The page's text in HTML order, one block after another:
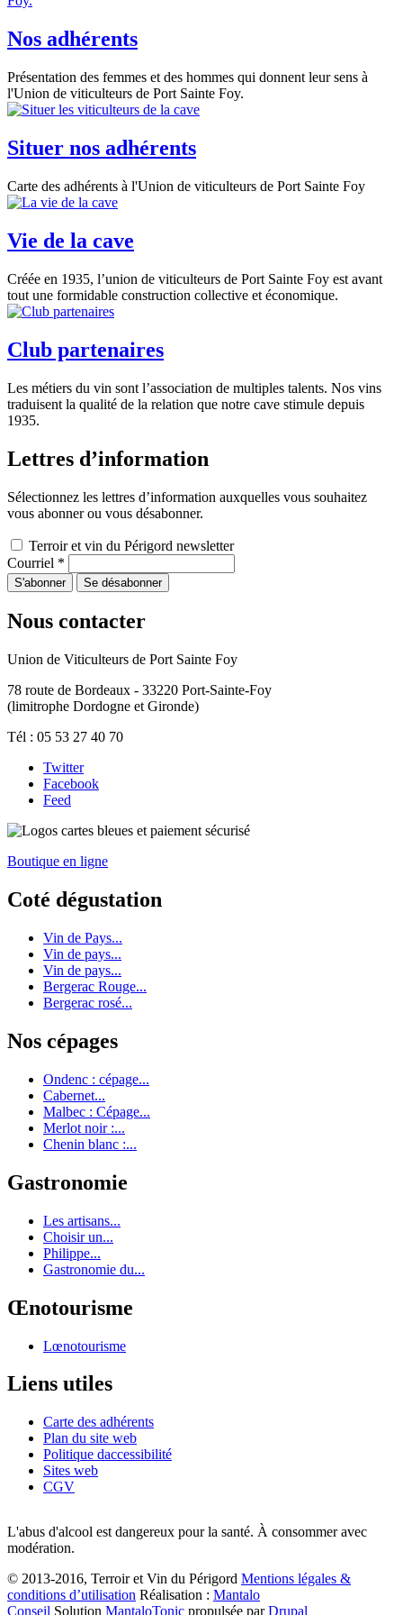
Nos adhérents
Présentation des femmes et des hommes qui donnent leur sens à
l'Union de viticulteurs de Port Sainte Foy.
Situer nos adhérents
Carte des adhérents à l'Union de viticulteurs de Port Sainte Foy
Vie de la cave
Créée en 1935, l’union de viticulteurs de Port Sainte Foy est avant
tout une formidable construction collective et économique.
Club partenaires
Les métiers du vin sont l’association de multiples talents. Nos vins
traduisent la qualité de la relation que notre cave stimule depuis
1935.
Lettres d’information
Sélectionnez les lettres d’information auxquelles vous souhaitez
vous abonner ou vous désabonner.
Terroir et vin du Périgord newsletter
Courriel *
Nous contacter
Union de Viticulteurs de Port Sainte Foy
78 route de Bordeaux - 33220 Port-Sainte-Foy
(limitrophe Dordogne et Gironde)
Tél : 05 53 27 40 70
Twitter
Facebook
Feed
Boutique en ligne
Coté dégustation
Vin de Pays...
Vin de pays...
Vin de pays...
Bergerac Rouge...
Bergerac rosé...
Nos cépages
Ondenc : cépage...
Cabernet...
Malbec : Cépage...
Merlot noir :...
Chenin blanc :...
Gastronomie
Les artisans...
Choisir un...
Philippe...
Gastronomie du...
Œnotourisme
Lœnotourisme
Liens utiles
Carte des adhérents
Plan du site web
Politique daccessibilité
Sites web
CGV
L'abus d'alcool est dangereux pour la santé. À consommer avec
modération.
© 2013-2016, Terroir et Vin du Périgord Mentions légales &
conditions d’utilisation Réalisation : Mantalo
Conseil Solution MantaloTonic propulsée parDrupal